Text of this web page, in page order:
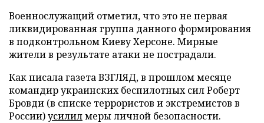
Военнослужащий отметил, что это не первая
ликвидированная группа данного формирования
в подконтрольном Киеву Херсоне. Мирные
жители в результате атаки не пострадали.
Как писала газета ВЗГЛЯД, в прошлом месяце
командир украинских беспилотных сил Роберт
Бровди (в списке террористов и экстремистов в
России)усилилмеры личной безопасности.